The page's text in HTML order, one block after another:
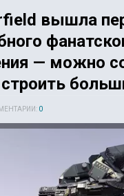
вышла
— можно
0